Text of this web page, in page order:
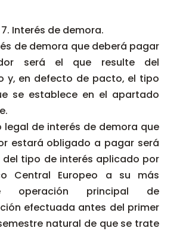
Interés de demora.
de demora que deberá pagar
será el que resulte del
y, en defecto de pacto, el tipo
se establece en el apartado
legal de interés de demora que
estará obligado a pagar será
del tipo de interés aplicado por
Central Europeo a su más
operación principal de
efectuada antes del primer
natural de que se trate